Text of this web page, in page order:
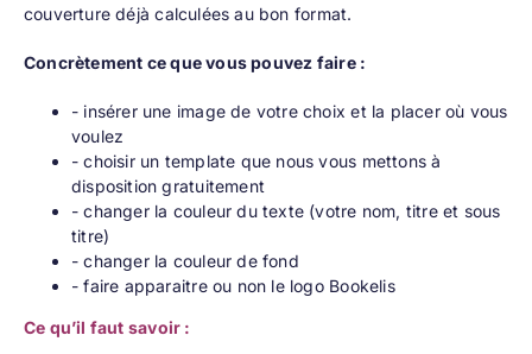
couverture déjà calculées au bon format.
Concrètement ce que vous pouvez faire :
- insérer une image de votre choix et la placer où vous
voulez
- choisir un template que nous vous mettons à
disposition gratuitement
- changer la couleur du texte (votre nom, titre et sous
titre)
- changer la couleur de fond
- faire apparaitre ou non le logo Bookelis
Ce qu’il faut savoir :